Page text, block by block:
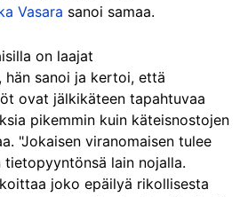
Vasara sanoi samaa.
on laajat
sanoi ja kertoi, että
ovat jälkikäteen tapahtuvaa
pikemmin kuin käteisnostojen
"Jokaisen viranomaisen tulee
lain nojalla.
joko epäilyä rikollisesta